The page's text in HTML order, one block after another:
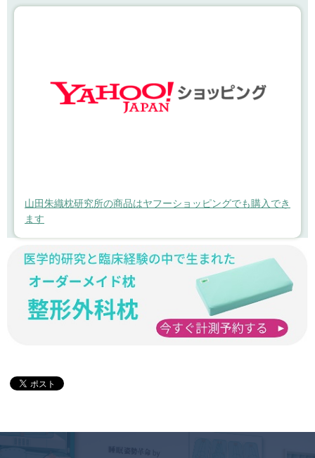
山田朱織枕研究所の商品はヤフーショッピングでも購入でき
ます